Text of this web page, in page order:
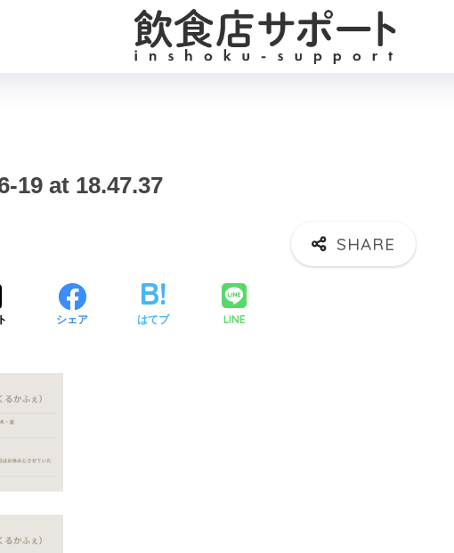
19 at 18.47.37
シェア はてブ LINE